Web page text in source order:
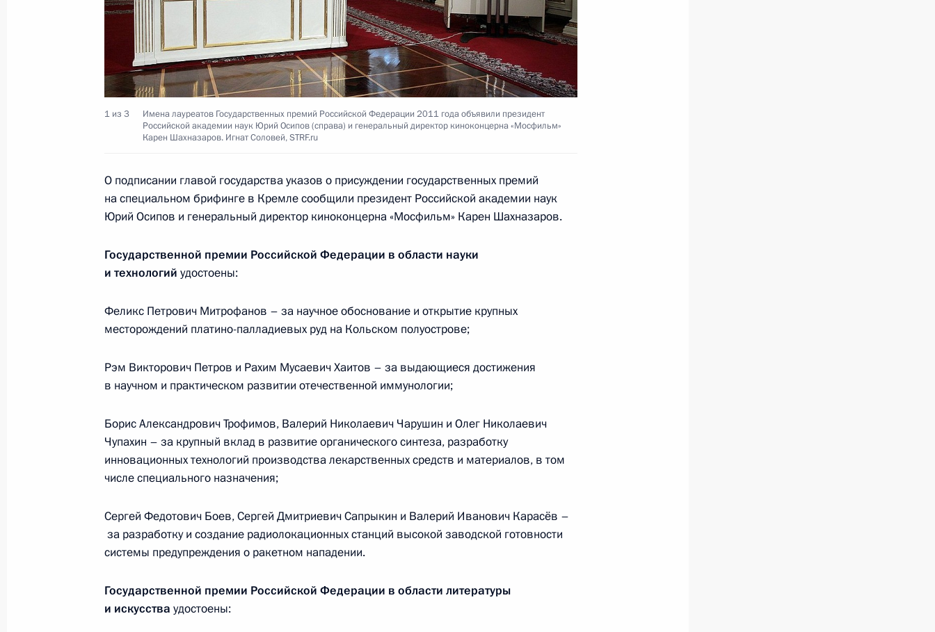
Президент утвердил Концепцию государственной миграционной
политики Российской Федерации на период до 2025 года
13 июня 2012 года, 15:00
Рабочая встреча с руководителем Федеральной службы
13 июня 2012 года, 13:00 Москва, Кремль
Подписан Указ «Вопросы Федеральной службы по финансовому
мониторингу»
Подписаны указы о назначении руководящих сотрудников
Федеральной службы по финансовому мониторингу
12 июня 2012 года, вторник
за 2011 год
12 июня 2012 года, 13:00 Москва, Большой Кремлёвский дворец
Утверждён состав Комиссии по вопросам военно-технического
1 из 3
Имена лауреатов Государственных премий Российской Федерации 2011 года объявили президент
Российской академии наук Юрий Осипов (справа) и генеральный директор киноконцерна «Мосфильм»
Карен Шахназаров. Игнат Соловей, STRF.ru
О подписании главой государства указов о присуждении государственных премий
на специальном брифинге в Кремле сообщили президент Российской академии наук
Юрий Осипов и генеральный директор киноконцерна «Мосфильм» Карен Шахназаров.
Государственной премии Российской Федерации в области науки
и технологий удостоены:
Феликс Петрович Митрофанов – за научное обоснование и открытие крупных
месторождений платино-палладиевых руд на Кольском полуострове;
Рэм Викторович Петров и Рахим Мусаевич Хаитов – за выдающиеся достижения
в научном и практическом развитии отечественной иммунологии;
Борис Александрович Трофимов, Валерий Николаевич Чарушин и Олег Николаевич
Чупахин – за крупный вклад в развитие органического синтеза, разработку
инновационных технологий производства лекарственных средств и материалов, в том
числе специального назначения;
Сергей Федотович Боев, Сергей Дмитриевич Сапрыкин и Валерий Иванович Карасёв –
за разработку и создание радиолокационных станций высокой заводской готовности
системы предупреждения о ракетном нападении.
Государственной премии Российской Федерации в области литературы
и искусства удостоены: